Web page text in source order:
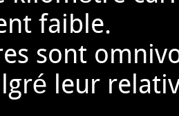
faible.
sont
leur